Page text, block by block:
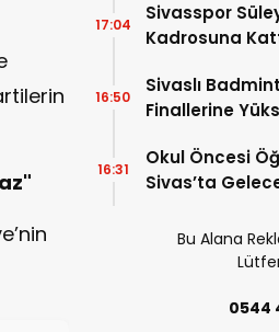
Sivasspor
Kadrosuna
17:04
Sivaslı
Finallerine
16:50
Okul Öncesi
Sivas’ta
16:31
Bu Alana
0544